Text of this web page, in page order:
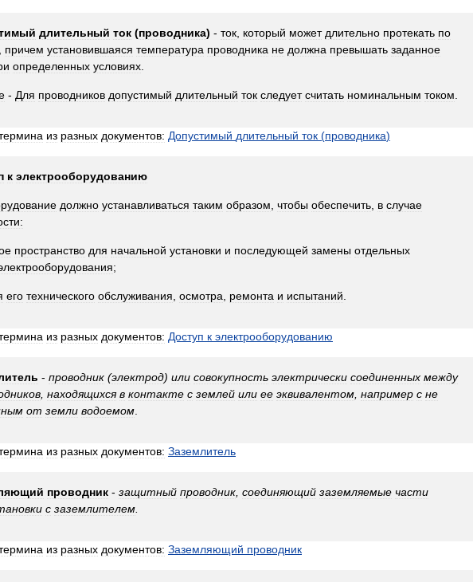
длительный ток (проводника) - ток который может длительно протекать по
причем установившаяся температура проводника не должна превышать заданное
определенных условиях
- Для проводников допустимый длительный ток следует считать номинальным током
из разных документов: Допустимый длительный ток (проводника)
к электрооборудованию
должно устанавливаться таким образом чтобы обеспечить в случае
пространство для начальной установки и последующей замены отдельных
;
его технического обслуживания осмотра ремонта и испытаний
из разных документов: Доступ к электрооборудованию
- проводник (электрод) или совокупность электрически соединенных между
находящихся в контакте с землей или ее эквивалентом например с не
от земли водоемом
из разных документов: Заземлитель
проводник - защитный проводник соединяющий заземляемые части
с заземлителем
из разных документов: Заземляющий проводник